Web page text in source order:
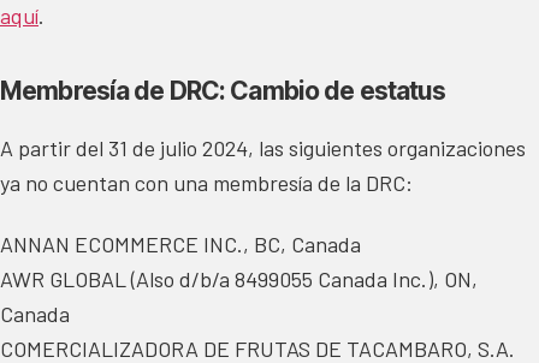
aquí.
Membresía de DRC: Cambio de estatus
A partir del 31 de julio 2024, las siguientes organizaciones
ya no cuentan con una membresía de la DRC:
ANNAN ECOMMERCE INC., BC, Canada
AWR GLOBAL (Also d/b/a 8499055 Canada Inc.), ON,
Canada
COMERCIALIZADORA DE FRUTAS DE TACAMBARO, S.A.